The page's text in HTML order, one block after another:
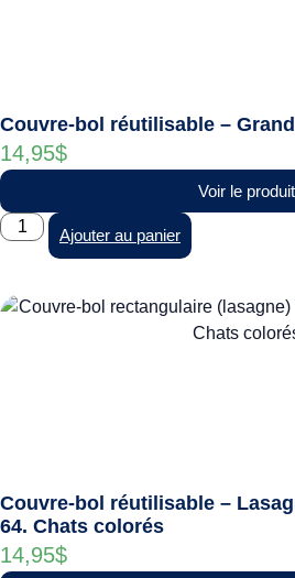
Couvre-bol réutilisable –
14,95$
Voir le produit
Ajouter au panier
Couvre-bol réutilisable –
64. Chats colorés
14,95$